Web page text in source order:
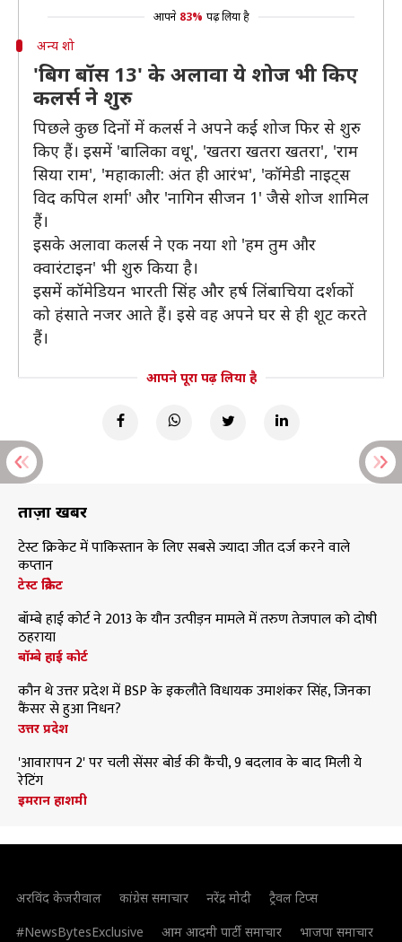
आपने 83% पढ़ लिया है
अन्य शो
'बिग बॉस 13' के अलावा ये शोज भी किए
कलर्स ने शुरु
पिछले कुछ दिनों में कलर्स ने अपने कई शोज फिर से शुरु
किए हैं। इसमें 'बालिका वधू', 'खतरा खतरा खतरा', 'राम
सिया राम', 'महाकाली: अंत ही आरंभ', 'कॉमेडी नाइट्स
विद कपिल शर्मा' और 'नागिन सीजन 1' जैसे शोज शामिल
हैं।
इसके अलावा कलर्स ने एक नया शो 'हम तुम और
क्वारंटाइन' भी शुरु किया है।
इसमें कॉमेडियन भारती सिंह और हर्ष लिंबाचिया दर्शकों
को हंसाते नजर आते हैं। इसे वह अपने घर से ही शूट करते
हैं।
आपने पूरा पढ़ लिया है
ताज़ा खबरें
टेस्ट क्रिकेट में पाकिस्तान के लिए सबसे ज्यादा जीत दर्ज करने वाले
कप्तान
टेस्ट क्रिकेट
बॉम्बे हाई कोर्ट ने 2013 के यौन उत्पीड़न मामले में तरुण तेजपाल को दोषी
ठहराया
बॉम्बे हाई कोर्ट
कौन थे उत्तर प्रदेश में BSP के इकलौते विधायक उमाशंकर सिंह, जिनका
कैंसर से हुआ निधन?
उत्तर प्रदेश
'आवारापन 2' पर चली सेंसर बोर्ड की कैंची, 9 बदलाव के बाद मिली ये
रेटिंग
इमरान हाशमी
अरविंद केजरीवाल कांग्रेस समाचार नरेंद्र मोदी
ट्रैवल टिप्स
#NewsBytesExclusive
आम आदमी पार्टी समाचार भाजपा समाचार